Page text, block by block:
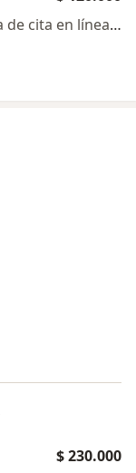
Este especialista no ofrece reserva de cita en línea en esta dirección.
$ 230.000